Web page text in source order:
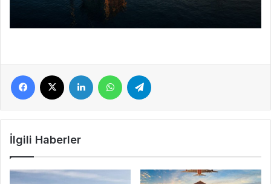
Facebook LinkedIn WhatsApp
İlgili Haberler